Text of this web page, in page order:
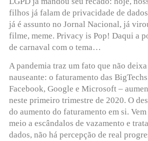
filhos já falam de privacidade de
já é assunto no Jornal Nacional, já
filme, meme. Privacy is Pop! Daqui a
de carnaval com o tema…
A pandemia traz um fato que não
nauseante: o faturamento das
Facebook, Google e Microsoft –
neste primeiro trimestre de 2020. O
do aumento do faturamento em si.
meio a escândalos de vazamento e
dados, não há percepção de real